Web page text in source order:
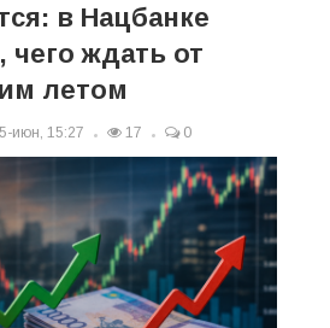
в Нацбанке
ждать от
летом
июн, 15:27 17 0